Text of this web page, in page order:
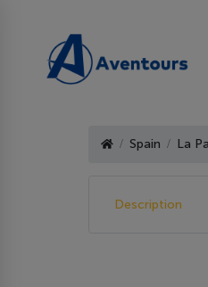
Spain La
Description